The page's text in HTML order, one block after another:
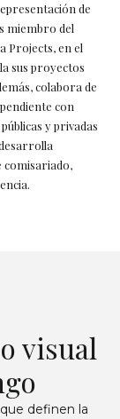
de
miembro del
Projects, en el
sus proyectos
colabora de
con
y privadas
comisariado,
visual
que definen la